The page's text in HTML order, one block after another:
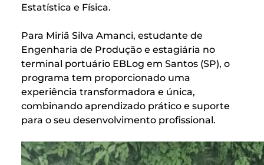
Estatística e Física.
Para Miriã Silva Amanci, estudante de
Engenharia de Produção e estagiária no
terminal portuário EBLog em Santos (SP), o
programa tem proporcionado uma
experiência transformadora e única,
combinando aprendizado prático e suporte
para o seu desenvolvimento profissional.